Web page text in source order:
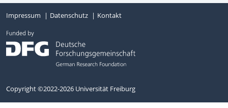
Impressum Datenschutz Kontakt
Copyright ©2022-2026 Universität Freiburg